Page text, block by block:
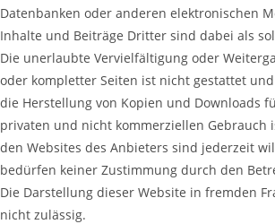
Datenbanken oder anderen elektronischen
Inhalte und Beiträge Dritter sind dabei als
Die unerlaubte Vervielfältigung oder
oder kompletter Seiten ist nicht gestattet
die Herstellung von Kopien und Downloads
privaten und nicht kommerziellen Gebrauch
den Websites des Anbieters sind jederzeit
bedürfen keiner Zustimmung durch den
Die Darstellung dieser Website in fremden
nicht zulässig.